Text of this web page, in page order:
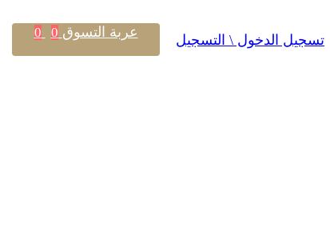
تسجيل الدخول \ التسجيل عربة التسوق 0
0